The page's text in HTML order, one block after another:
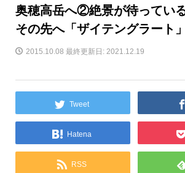
奥穂高岳へ②絶景が待って
その先へ「ザイテングラート
2015.10.08 最終更新日: 2021.12.19
Tweet
Hatena
RSS